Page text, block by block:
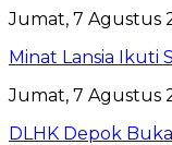
Jumat, 7 Agustus
Minat Lansia Ikuti
Jumat, 7 Agustus
DLHK Depok